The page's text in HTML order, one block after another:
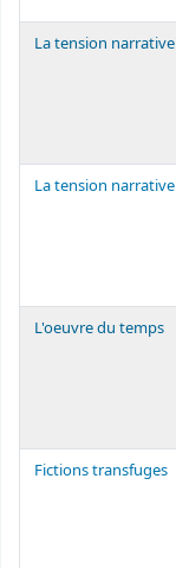
La tension narrative
La tension narrative
L'oeuvre du temps
Fictions transfuges